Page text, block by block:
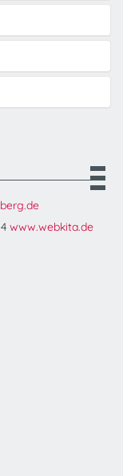
www.webkita.de